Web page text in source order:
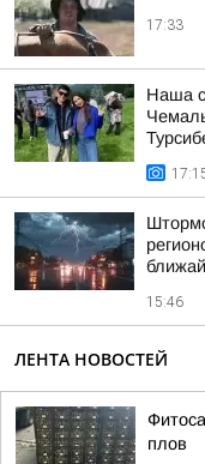
17:33
Наша
15:46
ЛЕНТА НОВОСТЕЙ
плов